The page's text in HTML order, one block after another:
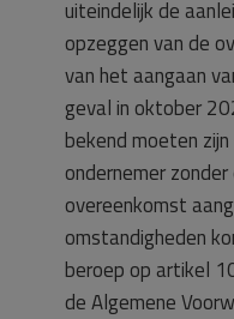
uiteindelijk de
opzeggen van de
van het aangaan
geval in oktober
bekend moeten
ondernemer
overeenkomst
omstandigheden
beroep op artikel
de Algemene